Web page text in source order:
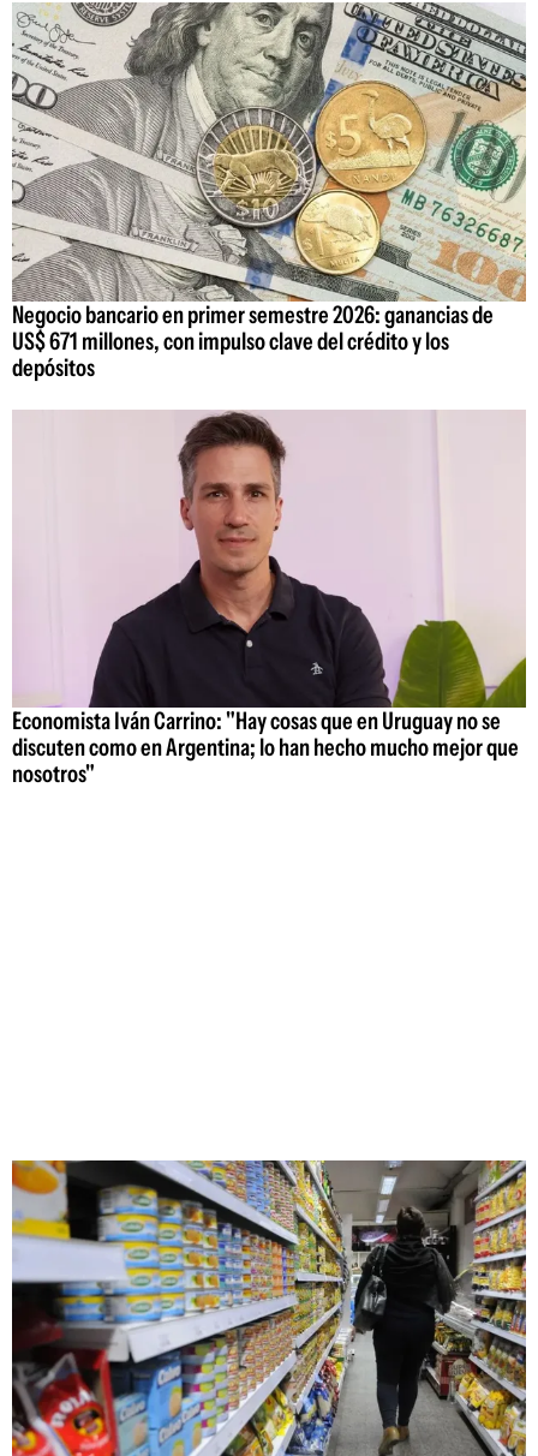
Negocio bancario en primer semestre 2026: ganancias de
US$ 671 millones, con impulso clave del crédito y los
depósitos
Economista Iván Carrino: "Hay cosas que en Uruguay no se
discuten como en Argentina; lo han hecho mucho mejor que
nosotros"